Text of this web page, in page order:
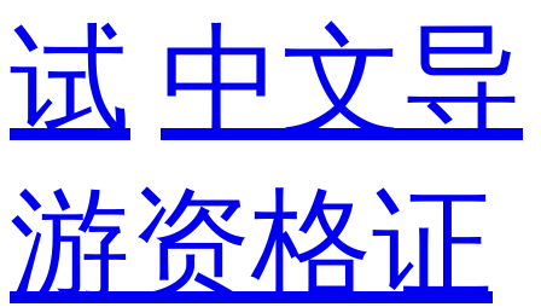
试 中文导
游资格证